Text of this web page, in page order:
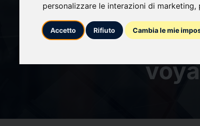
personalizzare le interazioni di marketing,
Accetto Rifiuto Cambia le mie
calendar_today 22/09/2025